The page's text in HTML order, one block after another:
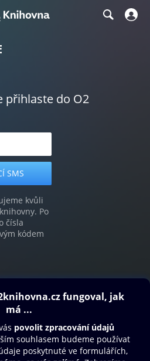
přihlaste do O2
kvůli
Po
čísla
kódem